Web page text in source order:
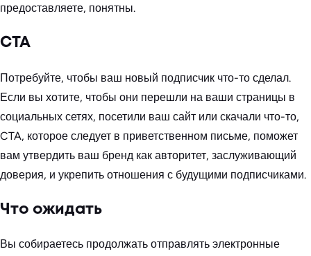
предоставляете, понятны.
CTA
Потребуйте, чтобы ваш новый подписчик что-то сделал.
Если вы хотите, чтобы они перешли на ваши страницы в
социальных сетях, посетили ваш сайт или скачали что-то,
CTA, которое следует в приветственном письме, поможет
вам утвердить ваш бренд как авторитет, заслуживающий
доверия, и укрепить отношения с будущими подписчиками.
Что ожидать
Вы собираетесь продолжать отправлять электронные